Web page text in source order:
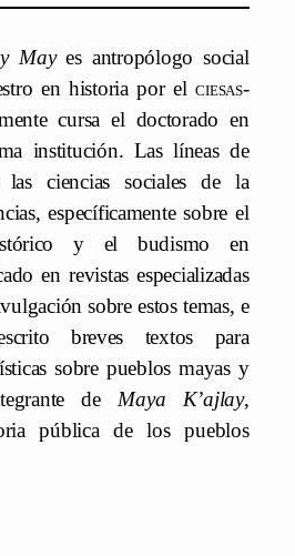
Mayes antropólogo social
en historia por elciesas-
cursa el doctorado en
institución. Las líneas de
las ciencias sociales de la
específicamente sobre el
y el budismo en
en revistas especializadas
sobre estos temas, e
breves textos para
sobre pueblos mayas y
de Maya K’ajlay,
pública de los pueblos